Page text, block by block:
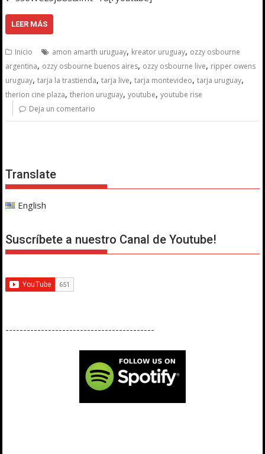
LEER MÁS
Inicio amon amarth uruguay, kreator uruguay, ozzy osbourne
argentina, ozzy osbourne buenos aires, ozzy osbourne live, ripper owens
uruguay,tarja la trastienda,tarja live,tarja montevideo,tarja uruguay,
therion cine plaza,therion uruguay,youtube,youtube rise
Deja un comentario
Translate
English
Suscríbete a nuestro Canal de Youtube!
------------------------------------------